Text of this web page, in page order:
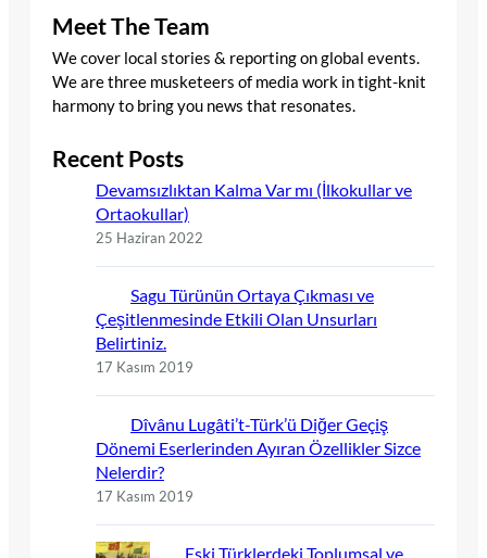
Meet The Team
We cover local stories & reporting on global events.
We are three musketeers of media work in tight-knit
harmony to bring you news that resonates.
Recent Posts
Devamsızlıktan Kalma Var mı (İlkokullar ve
Ortaokullar)
25 Haziran 2022
Sagu Türünün Ortaya Çıkması ve
Çeşitlenmesinde Etkili Olan Unsurları
Belirtiniz.
17 Kasım 2019
Dîvânu Lugâti’t-Türk’ü Diğer Geçiş
Dönemi Eserlerinden Ayıran Özellikler Sizce
Nelerdir?
17 Kasım 2019
Eski Türklerdeki Toplumsal ve